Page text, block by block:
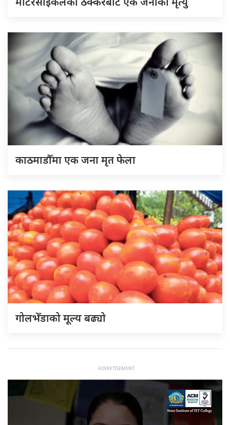
काठमाडौँमा एक जना मृत फेला
गोलभेँडाको मूल्य बढ्यो